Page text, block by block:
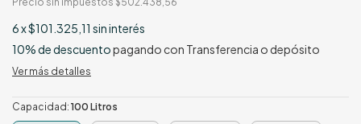
6x$101.325,11 sin interés
10% de descuentopagando con Transferencia o depósito
Ver más detalles
Capacidad: 100 Litros